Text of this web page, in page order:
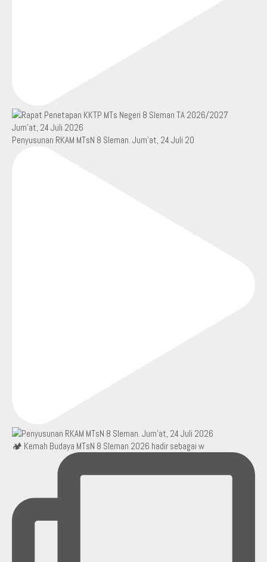
Penyusunan RKAM MTsN 8 Sleman. Jum’at, 24 Juli 20
🏕️ Kemah Budaya MTsN 8 Sleman 2026 hadir sebagai w